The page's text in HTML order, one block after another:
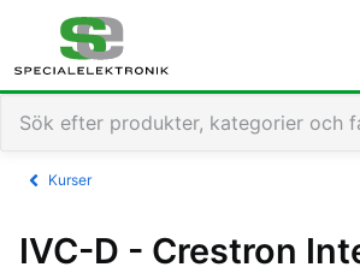
Kurser
IVC-D - Crestron
Navigated to IVC-D - Crestron